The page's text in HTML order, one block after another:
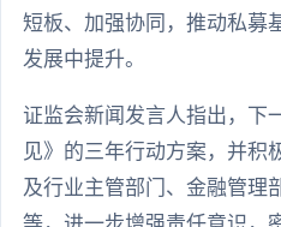
短板、加强协同，推动私募
发展中提升。
证监会新闻发言人指出，下
见》的三年行动方案，并积
及行业主管部门、金融管理